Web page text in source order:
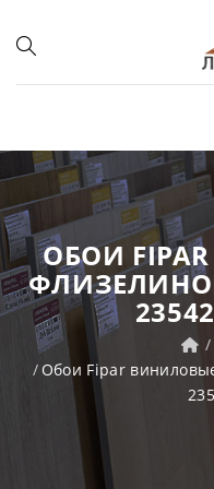
ОБОИ
Обои Fipar